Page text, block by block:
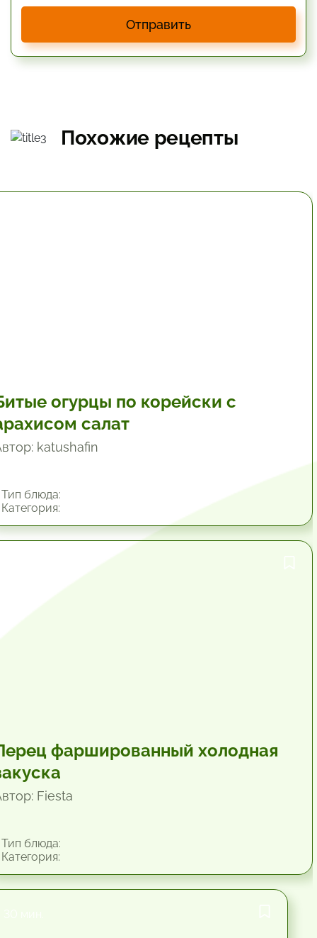
Отправить
Похожие рецепты
огурцы по корейски с
салат
katushafin
блюда:
фаршированный холодная
Fiesta
блюда: